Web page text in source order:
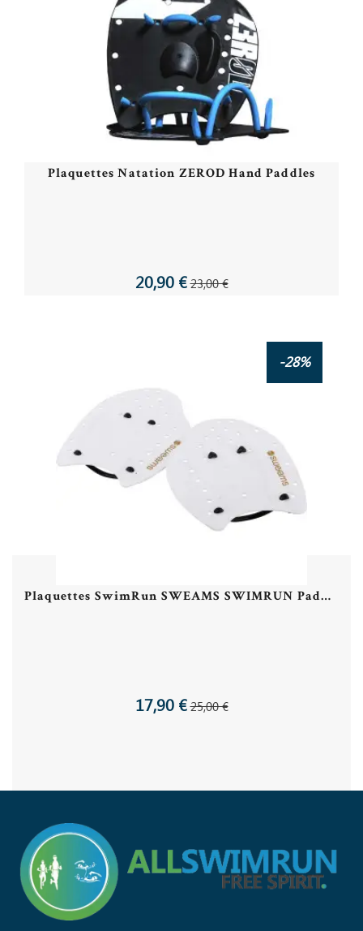
Plaquettes Natation ZEROD Hand Paddles
20,90 €23,00 €
-28%
Plaquettes SwimRun SWEAMS SWIMRUN Paddle - White Gold
17,90 €25,00 €